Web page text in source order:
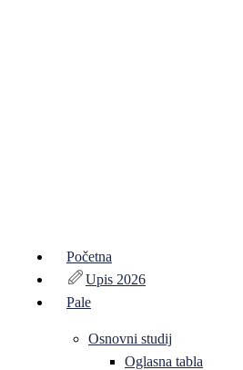
Početna
Upis 2026
Pale
Osnovni studij
Oglasna tabla